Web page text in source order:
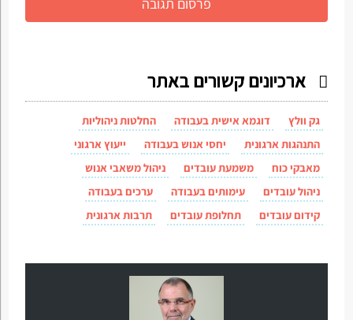
ארכיונים קשורים באתר
גק וולץ דוגמא אישית בעבודה
החלטות ניהוליות
התנהגות ארגונית
יחסי אנוש בעבודה
ייעוץ ארגוני
מאבקי כוח
משמעת עובדים
ניהול משאבי אנוש
ניהול עובדים
עימותים בעבודה
ערכים בעבודה
קידום עובדים
תחלופת עובדים תרבות ארגונית